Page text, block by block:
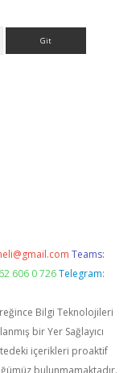
Teams:
606 0 726 Telegram:
Bilgi Teknolojileri
bir Yer Sağlayıcı
içerikleri proaktif
bulunmamaktadır.